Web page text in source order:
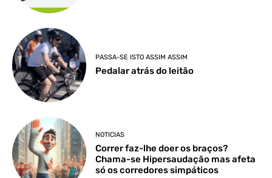
PASSA-SE ISTO ASSIM ASSIM
Pedalar atrás do leitão
NOTICIAS
Correr faz-lhe doer os braços?
Chama-se Hipersaudação mas afeta
só os corredores simpáticos